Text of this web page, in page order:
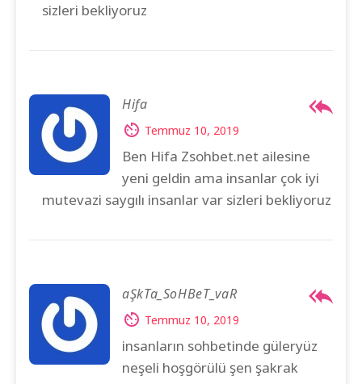
sizleri bekliyoruz
Hifa
Temmuz 10, 2019
Ben Hifa Zsohbet.net ailesine
yeni geldin ama insanlar çok iyi
mutevazi saygılı insanlar var sizleri bekliyoruz
aŞkTa_SoHBeT_vaR
Temmuz 10, 2019
insanların sohbetinde güleryüz
neşeli hoşgörülü şen şakrak